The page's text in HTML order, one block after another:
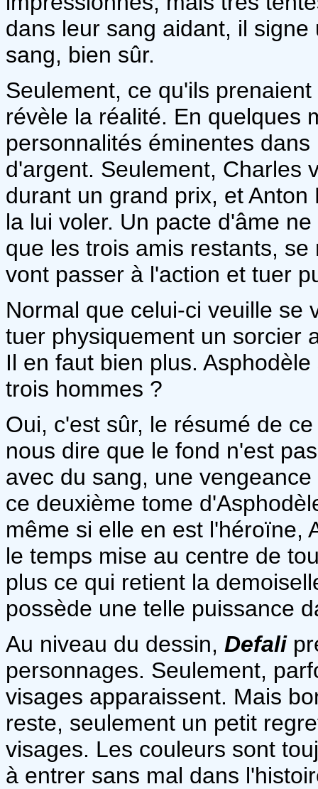
dans leur sang aidant, il
sang, bien sûr.
Seulement, ce qu'ils
révèle la réalité. En quelques
personnalités éminentes
d'argent. Seulement, Charles
durant un grand prix, et
la lui voler. Un pacte d'âme
que les trois amis restants,
vont passer à l'action et tuer
Normal que celui-ci veuille se
tuer physiquement un sorcier
Il en faut bien plus.
trois hommes ?
Oui, c'est sûr, le résumé de
nous dire que le fond n'est
avec du sang, une
ce deuxième tome
même si elle en est l'héroïne,
le temps mise au centre de
plus ce qui retient la
possède une telle puissance
Au niveau du dessin, Defali
personnages. Seulement,
visages apparaissent. Mais
reste, seulement un petit
visages. Les couleurs sont
à entrer sans mal dans